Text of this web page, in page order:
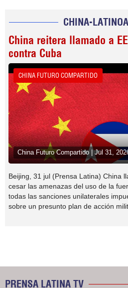
CHINA-
China reitera llamado a
contra Cuba
CHINA FUTURO COMPARTIDO
China Futuro Compartido | Jul 31,
Beijing, 31 jul (Prensa Latina) China
cesar las amenazas del uso de la
todas las sanciones unilaterales
sobre un presunto plan de acción
PRENSA LATINA TV